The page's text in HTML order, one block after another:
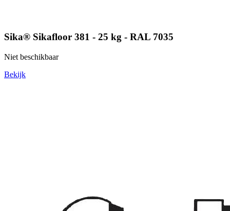
Sika® Sikafloor 381 - 25 kg - RAL 7035
Niet beschikbaar
Bekijk